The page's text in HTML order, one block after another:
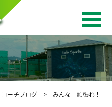
コーチブログ> みんな 頑張れ！